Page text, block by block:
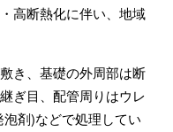
高断熱化に伴い、地域
き、基礎の外周部は断
ぎ目、配管周りはウレ
剤)などで処理してい